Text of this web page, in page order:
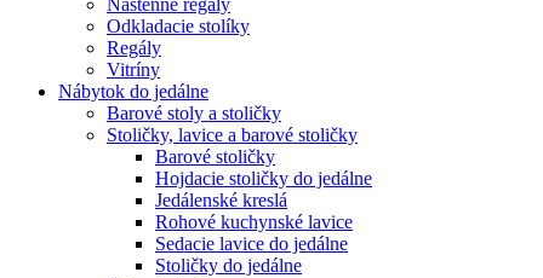
Odkladacie stolíky
Regály
Vitríny
Nábytok do jedálne
Barové stoly a stoličky
Stoličky, lavice a barové stoličky
Barové stoličky
Hojdacie stoličky do jedálne
Jedálenské kreslá
Rohové kuchynské lavice
Sedacie lavice do jedálne
Stoličky do jedálne